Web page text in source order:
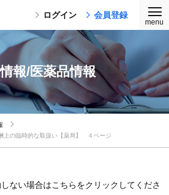
ログイン 会員登録
報/医薬品情報
の臨時的な取扱い【薬局】 ４ページ
ない場合はこちらをクリックしてくださ